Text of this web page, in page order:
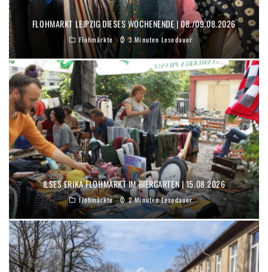
FLOHMARKT LEIPZIG DIESES WOCHENENDE | 08./09.08.2026
Flohmärkte 3 Minuten Lesedauer
ILSES ERIKA FLOHMARKT IM BIERGARTEN | 15.08.2026
Flohmärkte 2 Minuten Lesedauer